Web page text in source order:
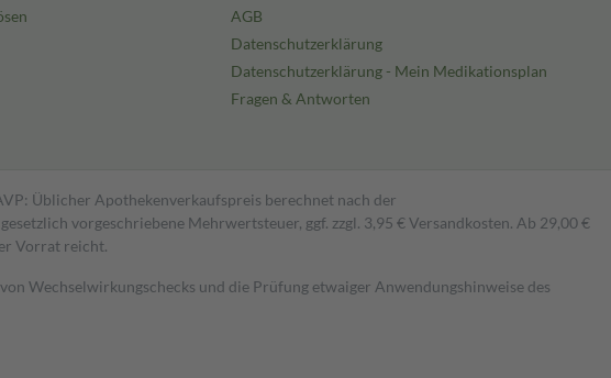
AGB
Datenschutzerklärung
Datenschutzerklärung - Mein Medikationsplan
Fragen & Antworten
Üblicher Apothekenverkaufspreis berechnet nach der
vorgeschriebene Mehrwertsteuer, ggf. zzgl. 3,95 € Versandkosten. Ab 29,00 €
Vorrat reicht.
Wechselwirkungschecks und die Prüfung etwaiger Anwendungshinweise des